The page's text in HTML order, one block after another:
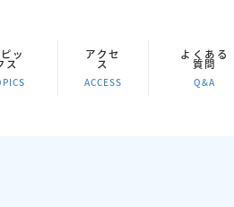
ッ
ス
アクセ
ス
ACCESS
よくある
質問
Q&A